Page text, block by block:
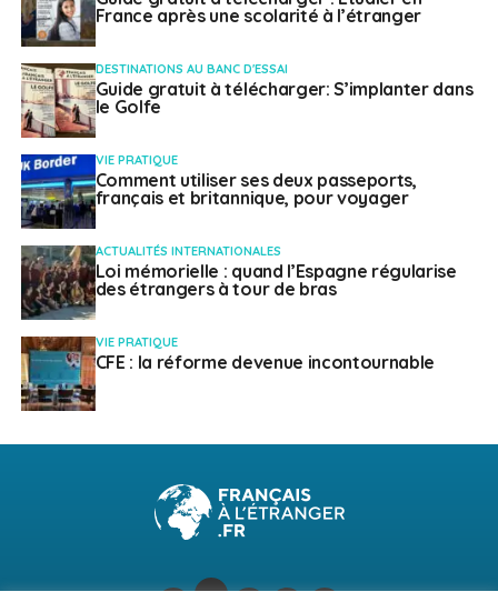
France après une scolarité à l’étranger
DESTINATIONS AU BANC D'ESSAI
Guide gratuit à télécharger: S’implanter dans
le Golfe
VIE PRATIQUE
Comment utiliser ses deux passeports,
français et britannique, pour voyager
ACTUALITÉS INTERNATIONALES
Loi mémorielle : quand l’Espagne régularise
des étrangers à tour de bras
VIE PRATIQUE
CFE : la réforme devenue incontournable